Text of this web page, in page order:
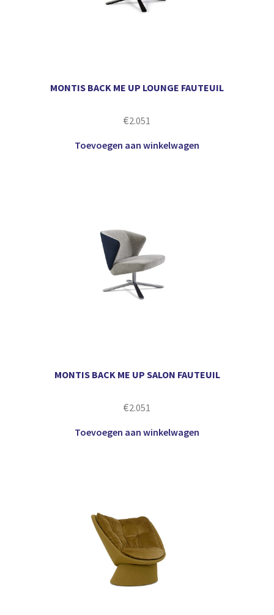
MONTIS BACK ME UP LOUNGE FAUTEUIL
€2.051
Toevoegen aan winkelwagen
MONTIS BACK ME UP SALON FAUTEUIL
€2.051
Toevoegen aan winkelwagen